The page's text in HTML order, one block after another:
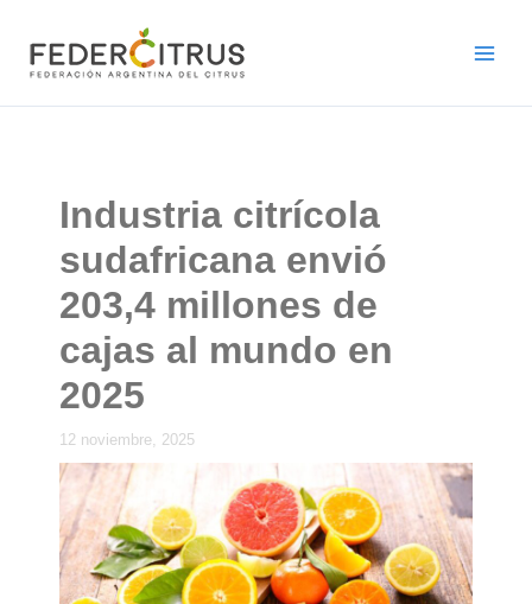
contenido
Industria citrícola
sudafricana envió
203,4 millones de
cajas al mundo en
2025
12 noviembre, 2025